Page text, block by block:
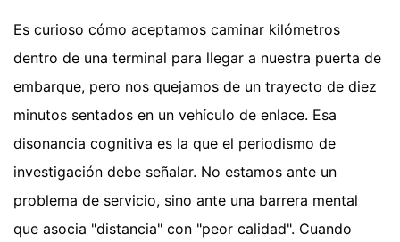
Es curioso cómo aceptamos caminar kilómetros
dentro de una terminal para llegar a nuestra puerta de
embarque, pero nos quejamos de un trayecto de diez
minutos sentados en un vehículo de enlace. Esa
disonancia cognitiva es la que el periodismo de
investigación debe señalar. No estamos ante un
problema de servicio, sino ante una barrera mental
que asocia "distancia" con "peor calidad". Cuando